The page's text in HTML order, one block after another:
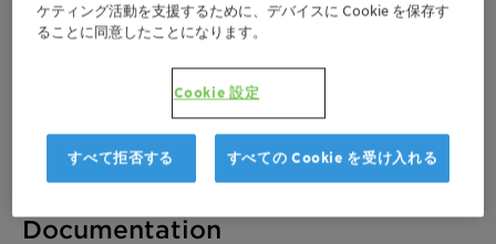
ご連絡ください
サンプルを注文
見積もりを取る
Documentation
ケティング活動を支援するために、デバイスに Cookie を保存す
ることに同意したことになります。
Cookie 設定
すべて拒否する すべての Cookie を受け入れる